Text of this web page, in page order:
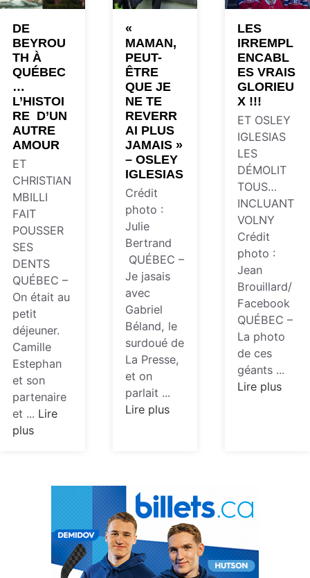
DE
BEYROU
TH À
QUÉBEC
…
L’HISTOI
RE D’UN
AUTRE
AMOUR
ET
CHRISTIAN
MBILLI
FAIT
POUSSER
SES
DENTS
QUÉBEC –
On était au
petit
déjeuner.
Camille
Estephan
et son
partenaire
et ... Lire
plus
«
MAMAN,
PEUT-
ÊTRE
QUE JE
NE TE
REVERR
AI PLUS
JAMAIS »
– OSLEY
IGLESIAS
Crédit
photo :
Julie
Bertrand
QUÉBEC –
Je jasais
avec
Gabriel
Béland, le
surdoué de
La Presse,
et on
parlait ...
Lire plus
LES
IRREMPL
ENCABL
ES VRAIS
GLORIEU
X !!!
ET OSLEY
IGLESIAS
LES
DÉMOLIT
TOUS…
INCLUANT
VOLNY
Crédit
photo :
Jean
Brouillard/
Facebook
QUÉBEC –
La photo
de ces
géants ...
Lire plus